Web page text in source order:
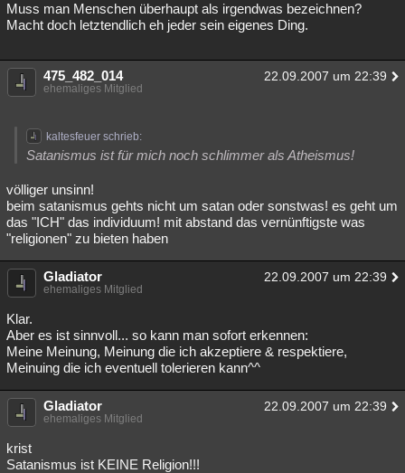
Muss man Menschen überhaupt als irgendwas bezeichnen?
Macht doch letztendlich eh jeder sein eigenes Ding.
475_482_014 22.09.2007 um 22:39
ehemaliges Mitglied
kaltesfeuer schrieb:
Satanismus ist für mich noch schlimmer als Atheismus!
völliger unsinn!
beim satanismus gehts nicht um satan oder sonstwas! es geht um
das "ICH" das individuum! mit abstand das vernünftigste was
"religionen" zu bieten haben
Gladiator 22.09.2007 um 22:39
ehemaliges Mitglied
Klar.
Aber es ist sinnvoll... so kann man sofort erkennen:
Meine Meinung, Meinung die ich akzeptiere & respektiere,
Meinuing die ich eventuell tolerieren kann^^
Gladiator 22.09.2007 um 22:39
ehemaliges Mitglied
krist
Satanismus ist KEINE Religion!!!